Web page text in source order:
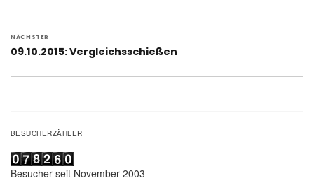
NÄCHSTER
Nächster
09.10.2015: Vergleichsschießen
BESUCHERZÄHLER
Besucher seit November 2003